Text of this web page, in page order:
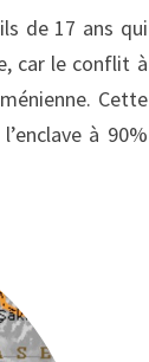
de 17 ans qui
car le conflit à
Cette
à 90%